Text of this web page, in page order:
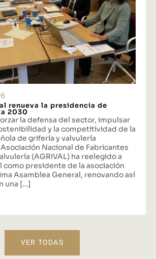
renueva la presidencia de
2030
la defensa del sector, impulsar
y la competitividad de la
de grifería y valvulería
Nacional de Fabricantes
(AGRIVAL) ha reelegido a
como presidente de la asociación
Asamblea General, renovando así
una […]
VER TODAS